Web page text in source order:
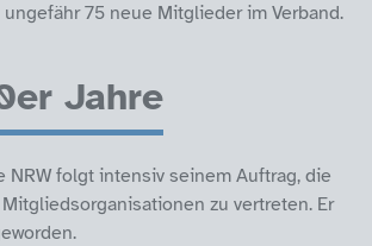
75 neue Mitglieder im Verband.
Jahre
NRW folgt intensiv seinem Auftrag, die
zu vertreten. Er